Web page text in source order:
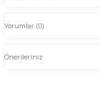
Yorumlar (0)
Önerileriniz